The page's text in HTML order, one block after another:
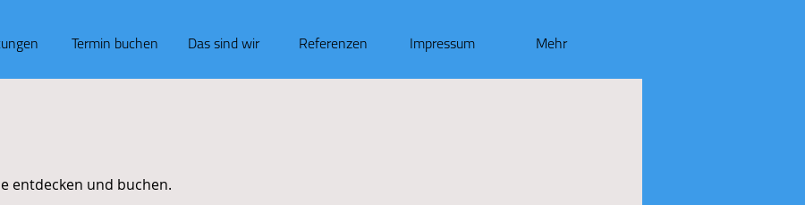
Termin buchen Das sind wir Referenzen Impressum Mehr
entdecken und buchen.